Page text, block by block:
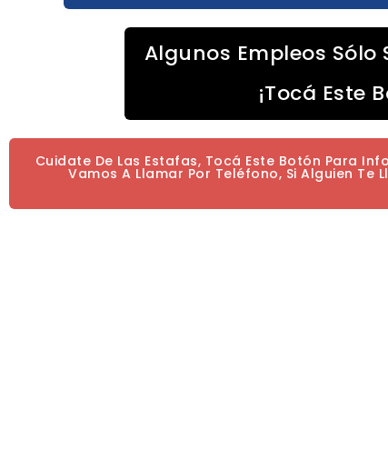
Algunos Empleos Sólo
¡Tocá Este
Cuidate De Las Estafas, Tocá Este Botón Para
Vamos A Llamar Por Teléfono, Si Alguien Te